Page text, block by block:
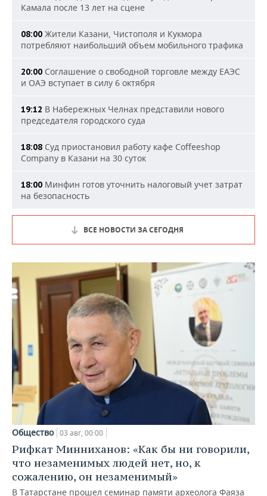
Камала после 13 лет на сцене
08:00 Жители Казани, Чистополя и Кукмора
потребляют наибольший объем мобильного трафика
20:00 Соглашение о свободной торговле между ЕАЭС
и ОАЭ вступает в силу 6 октября
19:12 В Набережных Челнах представили нового
председателя городского суда
18:08 Суд приостановил работу кафе Coffeeshop
Company в Казани на 30 суток
18:00 Минфин готов уточнить налоговый учет затрат
на безопасность
ВСЕ НОВОСТИ ЗА СЕГОДНЯ
Общество 03 авг, 00:00
Рифкат Минниханов: «Как бы ни говорили,
что незаменимых людей нет, но, к
сожалению, он незаменимый»
В Татарстане прошел семинар памяти археолога Фаяза